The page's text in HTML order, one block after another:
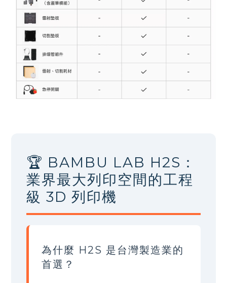
🏆 BAMBU LAB H2S：
業界最大列印空間的工程
級 3D 列印機
為什麼 H2S 是台灣製造業的
首選？